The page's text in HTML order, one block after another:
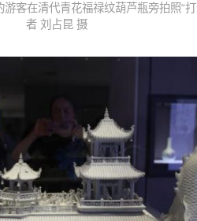
客在清代青花福禄纹葫芦瓶旁拍照“
者 刘占昆 摄